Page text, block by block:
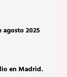
agosto 2025
en Madrid.